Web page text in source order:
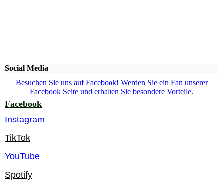
Social Media
Besuchen Sie uns auf Facebook! Werden Sie ein Fan unserer
Facebook Seite und erhalten Sie besondere Vorteile.
Facebook
Instagram
TikTok
YouTube
Spotify